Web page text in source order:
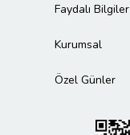
Faydalı Bilgiler
Kurumsal
Özel Günler